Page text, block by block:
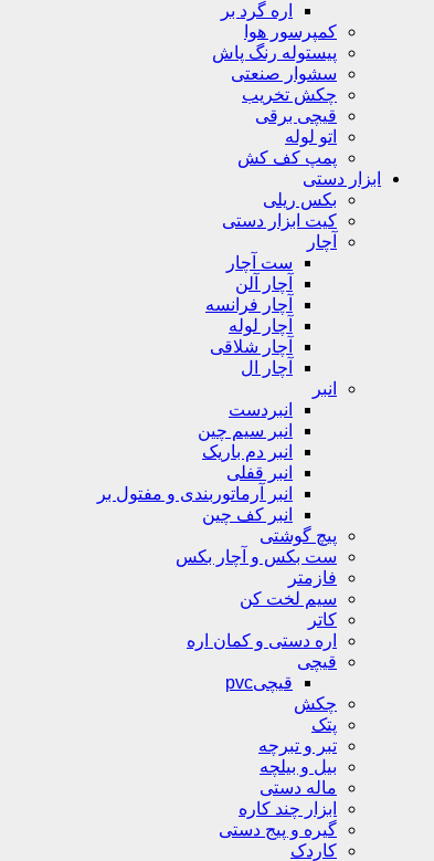
اره گرد بر
کمپرسور هوا
پیستوله رنگ پاش
سشوار صنعتی
چکش تخریب
قیچی برقی
اتو لوله
پمپ کف کش
ابزار دستی
بکس ریلی
کیت ابزار دستی
آچار
ست آچار
آچار آلن
آچار فرانسه
آچار لوله
آچار شلاقی
آچار ال
انبر
انبردست
انبر سیم چین
انبر دم باریک
انبر قفلی
انبر آرماتوربندی و مفتول بر
انبر کف چین
پیچ گوشتی
ست بکس و آچار بکس
فازمتر
سیم لخت کن
کاتر
اره دستی و کمان اره
قیچی
قیچیpvc
چکش
پتک
تبر و تبرچه
بیل و بیلچه
ماله دستی
ابزار چند کاره
گیره و پیج دستی
کاردک